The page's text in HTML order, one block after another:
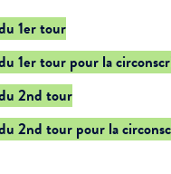
1er tour
1er tour pour la
2nd tour
2nd tour pour la